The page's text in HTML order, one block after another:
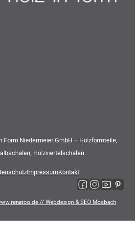
Form Niedermeier GmbH – Holzformteile,
Holzviertelschalen
ImpressumKontakt
Folge uns auf
Folge uns auf
Folge uns auf
Folge
// Webdesign & SEO Mosbach